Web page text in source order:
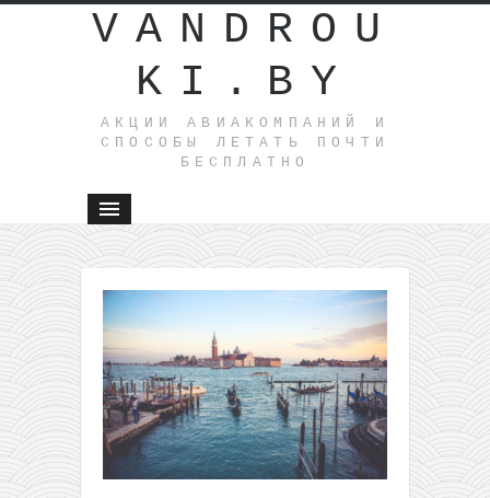
VANDROU
KI.BY
АКЦИИ АВИАКОМПАНИЙ И
СПОСОБЫ ЛЕТАТЬ ПОЧТИ
БЕСПЛАТНО
Начало
сезона!
Готовый
отдых на
Кипре:
перелеты
+ 7 ночей
в 3*